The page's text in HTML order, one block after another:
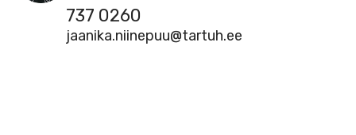
737 0260
jaanika.niinepuu@tartuh.ee